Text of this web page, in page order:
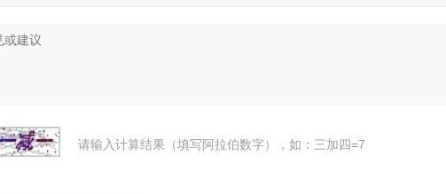
请输入计算结果（填写阿拉伯数字），如：三加四=7